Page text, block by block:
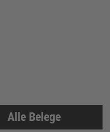
Alle Belege